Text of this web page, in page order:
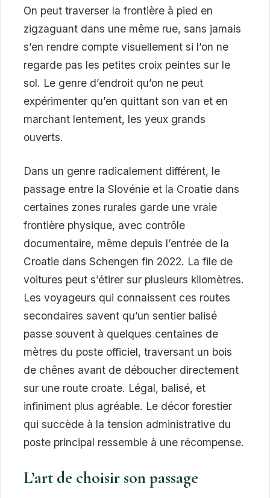
On peut traverser la frontière à pied en
zigzaguant dans une même rue, sans jamais
s’en rendre compte visuellement si l’on ne
regarde pas les petites croix peintes sur le
sol. Le genre d’endroit qu’on ne peut
expérimenter qu’en quittant son van et en
marchant lentement, les yeux grands
ouverts.
Dans un genre radicalement différent, le
passage entre la Slovénie et la Croatie dans
certaines zones rurales garde une vraie
frontière physique, avec contrôle
documentaire, même depuis l’entrée de la
Croatie dans Schengen fin 2022. La file de
voitures peut s’étirer sur plusieurs kilomètres.
Les voyageurs qui connaissent ces routes
secondaires savent qu’un sentier balisé
passe souvent à quelques centaines de
mètres du poste officiel, traversant un bois
de chênes avant de déboucher directement
sur une route croate. Légal, balisé, et
infiniment plus agréable. Le décor forestier
qui succède à la tension administrative du
poste principal ressemble à une récompense.
L’art de choisir son passage